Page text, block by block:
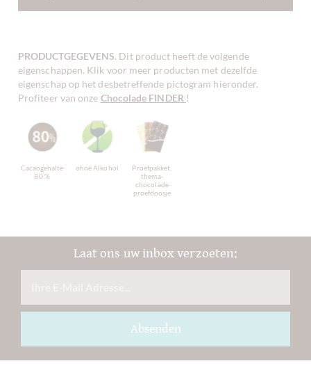
PRODUCTGEGEVENS. Dit product heeft de volgende
eigenschappen. Klik voor meer producten met dezelfde
eigenschap op het desbetreffende pictogram hieronder.
Profiteer van onze Chocolade FINDER !
Cacaogehalte
80 %
ohne Alkohol
Proefpakket,
thema-
chocolade
proefdoosje
Laat ons uw inbox verzoeten:
Absenden